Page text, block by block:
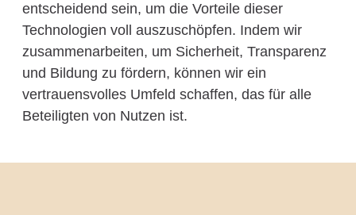
entscheidend sein, um die Vorteile dieser
Technologien voll auszuschöpfen. Indem wir
zusammenarbeiten, um Sicherheit, Transparenz
und Bildung zu fördern, können wir ein
vertrauensvolles Umfeld schaffen, das für alle
Beteiligten von Nutzen ist.